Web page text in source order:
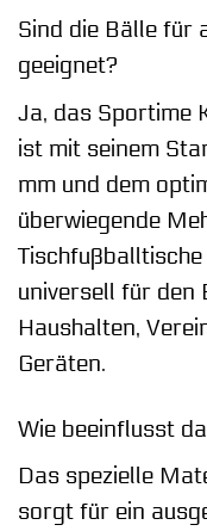
Sind die Bälle für
geeignet?
Ja, das Sportime
ist mit seinem
mm und dem
überwiegende
universell für den
Haushalten,
Geräten.
Wie beeinflusst
Das spezielle
sorgt für ein